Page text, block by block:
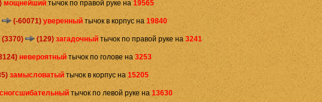
мощнейший тычок по правой руке на 19565
(-60071) уверенный тычок в корпус на 19840
(129) загадочный тычок по правой руке на 3241
невероятный тычок по голове на 3253
замысловатый тычок в корпус на 15205
сногсшибательный тычок по левой руке на 13630